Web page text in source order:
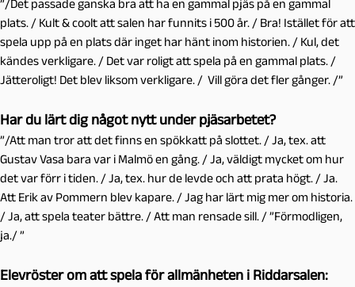
”/Det passade ganska bra att ha en gammal pjäs på en gammal
plats. / Kult & coolt att salen har funnits i 500 år. / Bra! Istället för att
spela upp på en plats där inget har hänt inom historien. / Kul, det
kändes verkligare. / Det var roligt att spela på en gammal plats. /
Jätteroligt! Det blev liksom verkligare. / Vill göra det fler gånger. /”
Har du lärt dig något nytt under pjäsarbetet?
”/Att man tror att det finns en spökkatt på slottet. / Ja, tex. att
Gustav Vasa bara var i Malmö en gång. / Ja, väldigt mycket om hur
det var förr i tiden. / Ja, tex. hur de levde och att prata högt. / Ja.
Att Erik av Pommern blev kapare. / Jag har lärt mig mer om historia.
/ Ja, att spela teater bättre. / Att man rensade sill. / ”Förmodligen,
ja./ ”
Elevröster om att spela för allmänheten i Riddarsalen: